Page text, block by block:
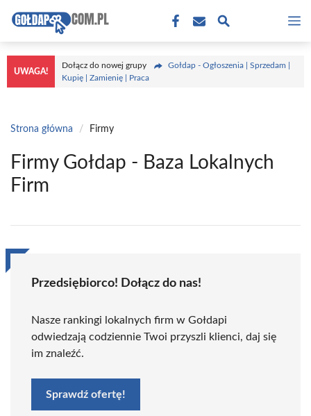
treści
UWAGA!
Dołącz do nowej grupy
Gołdap - Ogłoszenia | Sprzedam |
Kupię | Zamienię | Praca
Strona główna / Firmy
Firmy Gołdap - Baza Lokalnych
Firm
Przedsiębiorco! Dołącz do nas!
Nasze rankingi lokalnych firm w Gołdapi
odwiedzają codziennie Twoi przyszli klienci, daj się
im znaleźć.
Sprawdź ofertę!